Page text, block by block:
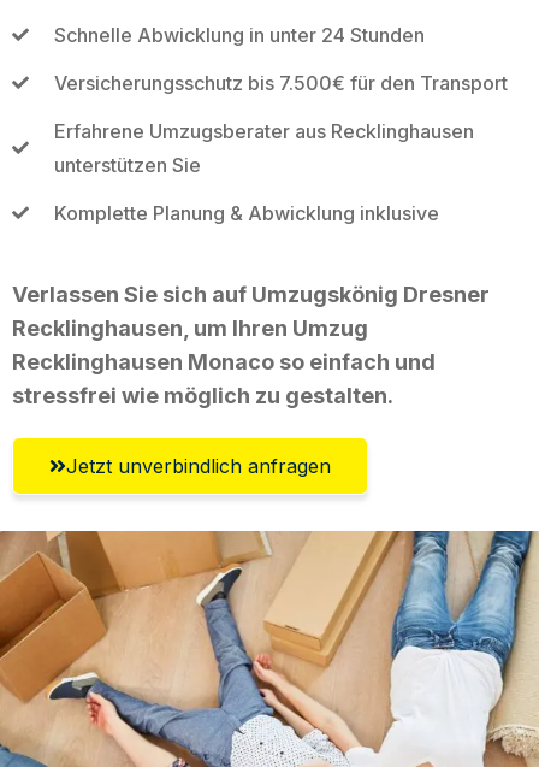
Schnelle Abwicklung in unter 24 Stunden
Versicherungsschutz bis 7.500€ für den Transport
Erfahrene Umzugsberater aus Recklinghausen
unterstützen Sie
Komplette Planung & Abwicklung inklusive
Verlassen Sie sich auf Umzugskönig Dresner
Recklinghausen, um Ihren Umzug
Recklinghausen Monaco so einfach und
stressfrei wie möglich zu gestalten.
Jetzt unverbindlich anfragen